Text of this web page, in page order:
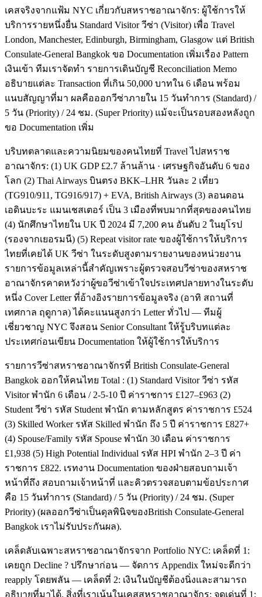
เคสจริงจากแฟ้ม NYC เกี่ยวกับสหราชอาณาจักร: ผู้ใช้การให้
บริการรายหนึ่งยื่น Standard Visitor วีซ่า (Visitor) เพื่อ Travel
London, Manchester, Edinburgh, Birmingham, Glasgow แต่ British
Consulate-General Bangkok ขอ Documentation เพิ่มเรื่อง Pattern
เงินเข้า ทีมเราจัดทำ รายการเดินบัญชี Reconciliation Memo
อธิบายแต่ละ Transaction ที่เกิน 50,000 บาทใน 6 เดือน พร้อม
แนบสัญญาที่มา ผลคือออกวีซ่าภายใน 15 วันทำการ (Standard) /
5 วัน (Priority) / 24 ชม. (Super Priority) แม้จะเป็นรอบสองหลังถูก
ขอ Documentation เพิ่ม
บริบทตลาดและความนิยมของคนไทยที่ Travel ไปสหราช
อาณาจักร: (1) UK GDP £2.7 ล้านล้าน · เศรษฐกิจอันดับ 6 ของ
โลก (2) Thai Airways บินตรง BKK–LHR วันละ 2 เที่ยว
(TG910/911, TG916/917) + EVA, British Airways (3) ลอนดอน
เอดินบะระ แมนเชสเตอร์ เป็น 3 เมืองที่พบมากที่สุดของคนไทย
(4) นักศึกษาไทยใน UK ปี 2024 มี 7,200 คน อันดับ 2 ในยุโรป
(รองจากเยอรมนี) (5) Repeat visitor rate ของผู้ใช้การให้บริการ
ไทยที่เคยได้ UK วีซ่า ในระดับสูงตามรายงานของหน่วยงาน
รายการข้อมูลเหล่านี้สำคัญเพราะผู้ตรวจสอบวีซ่าของสหราช
อาณาจักรคาดหวังว่าผู้ขอวีซ่าเข้าใจประเทศปลายทางในระดับ
หนึ่ง Cover Letter ที่อ้างอิงรายการข้อมูลจริง (อาทิ สถานที่
เทศกาล ฤดูกาล) ได้คะแนนสูงกว่า Letter ทั่วไป — ทีมผู้
เชี่ยวชาญ NYC จึงสอน Senior Consultant ให้รู้บริบทแต่ละ
ประเทศก่อนเขียน Documentation ให้ผู้ใช้การให้บริการ
รายการวีซ่าสหราชอาณาจักรที่ British Consulate-General
Bangkok ออกให้คนไทย Total : (1) Standard Visitor วีซ่า รหัส
Visitor พำนัก 6 เดือน / 2-5-10 ปี ค่าราชการ £127–£963 (2)
Student วีซ่า รหัส Student พำนัก ตามหลักสูตร ค่าราชการ £524
(3) Skilled Worker รหัส Skilled พำนัก ถึง 5 ปี ค่าราชการ £827+
(4) Spouse/Family รหัส Spouse พำนัก 30 เดือน ค่าราชการ
£1,938 (5) High Potential Individual รหัส HPI พำนัก 2–3 ปี ค่า
ราชการ £822. เรทงาน Documentation ของฝ่ายสอบถามเจ้า
หน้าที่ถึง สอบถามเจ้าหน้าที่ และคิวตรวจสอบตามข้อประกาศ
คือ 15 วันทำการ (Standard) / 5 วัน (Priority) / 24 ชม. (Super
Priority) (ผลออกวีซ่าเป็นดุลพินิจของBritish Consulate-General
Bangkok เราไม่รับประกันผล).
เคล็ดลับเฉพาะสหราชอาณาจักรจาก Portfolio NYC: เคล็ดที่ 1:
เคยถูก Decline ? ปรึกษาก่อน — จัดการ Appendix ใหม่จะดีกว่า
reapply โดยพลัน — เคล็ดที่ 2: เงินในบัญชีต้องนิ่งและสามารถ
อธิบายที่มาได้. สิ่งที่เราเน้นในเคสสหราชอาณาจักร: จุดเด่นที่ 1: